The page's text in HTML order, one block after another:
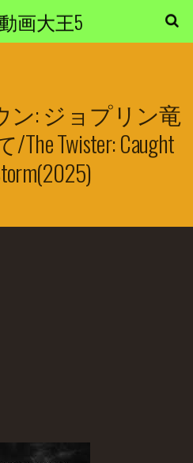
画大王5
ン: ジョプリン竜
Twister: Caught